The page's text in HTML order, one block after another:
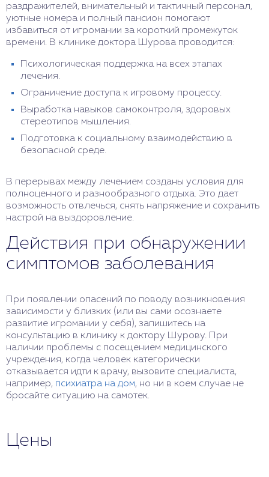
раздражителей, внимательный и тактичный персонал,
уютные номера и полный пансион помогают
избавиться от игромании за короткий промежуток
времени. В клинике доктора Шурова проводится:
Психологическая поддержка на всех этапах
лечения.
Ограничение доступа к игровому процессу.
Выработка навыков самоконтроля, здоровых
стереотипов мышления.
Подготовка к социальному взаимодействию в
безопасной среде.
В перерывах между лечением созданы условия для
полноценного и разнообразного отдыха. Это дает
возможность отвлечься, снять напряжение и сохранить
настрой на выздоровление.
Действия при обнаружении
симптомов заболевания
При появлении опасений по поводу возникновения
зависимости у близких (или вы сами осознаете
развитие игромании у себя), запишитесь на
консультацию в клинику к доктору Шурову. При
наличии проблемы с посещением медицинского
учреждения, когда человек категорически
отказывается идти к врачу, вызовите специалиста,
например, психиатра на дом, но ни в коем случае не
бросайте ситуацию на самотек.
Цены